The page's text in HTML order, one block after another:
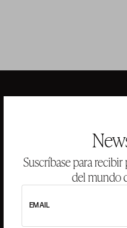
Suscríbase para
del mundo
EMAIL
ANSORENA
HISTORIA
JOYERÍA